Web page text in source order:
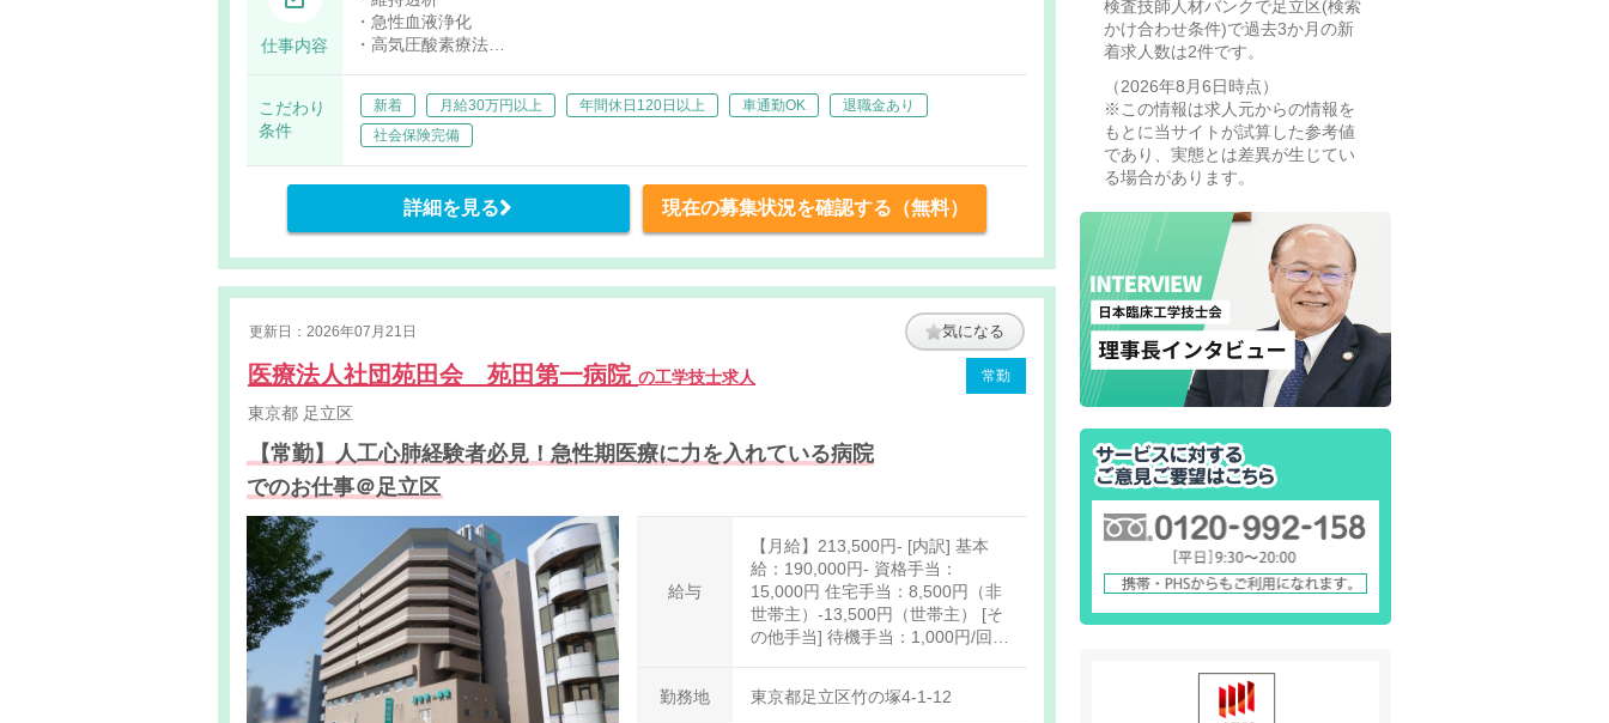
仕事内容
・急性血液浄化
・高気圧酸素療法
・機器管理
こだわり
条件
新着 月給30万円以上 年間休日120日以上 車通勤OK
退職金あり
社会保険完備
詳細を見る 現在の募集状況を確認する（無料）
更新日：2026年07月21日 気になる
医療法人社団苑田会 苑田第一病院 の工学技士求人 常勤
東京都 足立区
【常勤】人工心肺経験者必見！急性期医療に力を入れている病院
でのお仕事＠足立区
給与
【月給】213,500円- [内訳] 基本
給：190,000円- 資格手当：
15,000円 住宅手当：8,500円（非
世帯主）-13,500円（世帯主） [そ
の他手当] 待機手当：1,000円/回
第2子4,000円※18歳未満の子に限
勤務地 東京都足立区竹の塚4-1-12
検査技師人材バンクで足立区(検索
かけ合わせ条件)で過去3か月の新
着求人数は2件です。
（2026年8月6日時点）
※この情報は求人元からの情報を
もとに当サイトが試算した参考値
であり、実態とは差異が生じてい
る場合があります。